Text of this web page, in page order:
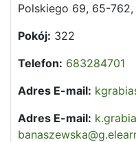
Polskiego 69, 65-762,
Pokój: 322
Telefon: 683284701
Adres E-mail:
Adres E-mail: